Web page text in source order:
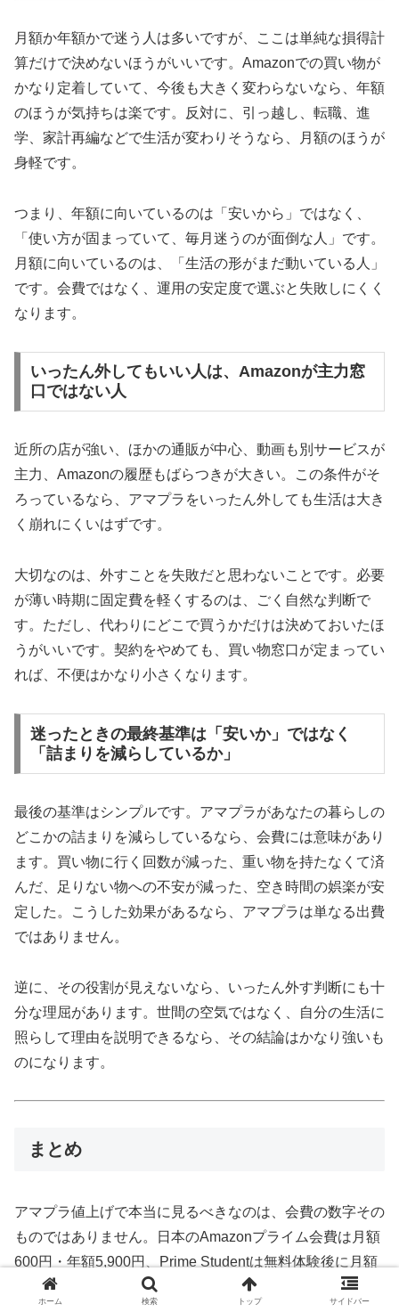
月額か年額かで迷う人は多いですが、ここは単純な損得計
算だけで決めないほうがいいです。Amazonでの買い物が
かなり定着していて、今後も大きく変わらないなら、年額
のほうが気持ちは楽です。反対に、引っ越し、転職、進
学、家計再編などで生活が変わりそうなら、月額のほうが
身軽です。
つまり、年額に向いているのは「安いから」ではなく、
「使い方が固まっていて、毎月迷うのが面倒な人」です。
月額に向いているのは、「生活の形がまだ動いている人」
です。会費ではなく、運用の安定度で選ぶと失敗しにくく
なります。
いったん外してもいい人は、Amazonが主力窓
口ではない人
近所の店が強い、ほかの通販が中心、動画も別サービスが
主力、Amazonの履歴もばらつきが大きい。この条件がそ
ろっているなら、アマプラをいったん外しても生活は大き
く崩れにくいはずです。
大切なのは、外すことを失敗だと思わないことです。必要
が薄い時期に固定費を軽くするのは、ごく自然な判断で
す。ただし、代わりにどこで買うかだけは決めておいたほ
うがいいです。契約をやめても、買い物窓口が定まってい
れば、不便はかなり小さくなります。
迷ったときの最終基準は「安いか」ではなく
「詰まりを減らしているか」
最後の基準はシンプルです。アマプラがあなたの暮らしの
どこかの詰まりを減らしているなら、会費には意味があり
ます。買い物に行く回数が減った、重い物を持たなくて済
んだ、足りない物への不安が減った、空き時間の娯楽が安
定した。こうした効果があるなら、アマプラは単なる出費
ではありません。
逆に、その役割が見えないなら、いったん外す判断にも十
分な理屈があります。世間の空気ではなく、自分の生活に
照らして理由を説明できるなら、その結論はかなり強いも
のになります。
まとめ
アマプラ値上げで本当に見るべきなのは、会費の数字その
ものではありません。日本のAmazonプライム会費は月額
600円・年額5,900円、Prime Studentは無料体験後に月額
300円・年額2,950円です。特典未利用なら返金対象にな
ホーム 検索 トップ サイドバー